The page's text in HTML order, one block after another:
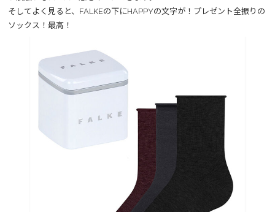
そしてよく見ると、FALKEの下にHAPPYの文字が！プレゼント全振りの
ソックス！最高！